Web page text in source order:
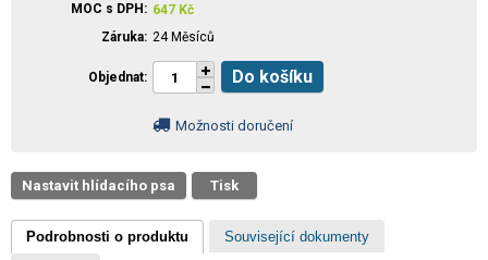
MOC s DPH
647 Kč
Záruka 24 Měsíců
Objednat Do košíku
Možnosti doručení
Nastavit hlídacího psa Tisk
Podrobnosti o produktu Související dokumenty